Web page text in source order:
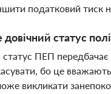
податковий тиск
статус
ПЕП передбачає
бо це
викликати